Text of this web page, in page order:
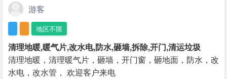
游客
地区不限
清理地暖,暖气片,改水电,防水,砸墙,拆除,开门,清运垃圾
清理地暖，清理暖气片，砸墙，开门窗，砸地面，防水，改
水电，改水管， 欢迎客户来电